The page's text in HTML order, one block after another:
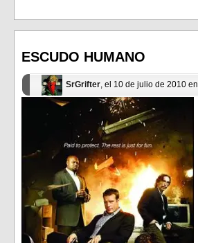
en
(Se
en
una
nueva)
en
(Se
en
una
nueva)
ESCUDO HUMANO
SrGrifter, el 10 de julio de 2010 en